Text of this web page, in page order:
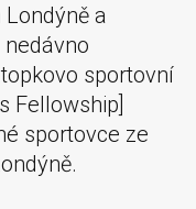
a
sportovní
Fellowship]
sportovce ze